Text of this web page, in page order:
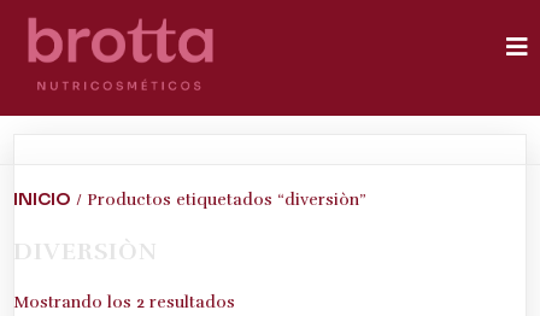
INICIO / Productos etiquetados “diversiòn”
DIVERSIÒN
Mostrando los 2 resultados